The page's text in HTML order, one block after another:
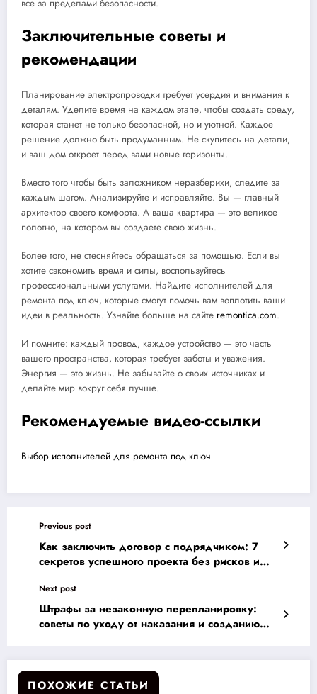
все за пределами безопасности.
Заключительные советы и
рекомендации
Планирование электропроводки требует усердия и внимания к
деталям. Уделите время на каждом этапе, чтобы создать среду,
которая станет не только безопасной, но и уютной. Каждое
решение должно быть продуманным. Не скупитесь на детали,
и ваш дом откроет перед вами новые горизонты.
Вместо того чтобы быть заложником неразберихи, следите за
каждым шагом. Анализируйте и исправляйте. Вы — главный
архитектор своего комфорта. А ваша квартира — это великое
полотно, на котором вы создаете свою жизнь.
Более того, не стесняйтесь обращаться за помощью. Если вы
хотите сэкономить время и силы, воспользуйтесь
профессиональными услугами. Найдите исполнителей для
ремонта под ключ, которые смогут помочь вам воплотить ваши
идеи в реальность. Узнайте больше на сайте remontica.com.
И помните: каждый провод, каждое устройство — это часть
вашего пространства, которая требует заботы и уважения.
Энергия — это жизнь. Не забывайте о своих источниках и
делайте мир вокруг себя лучше.
Рекомендуемые видео-ссылки
Выбор исполнителей для ремонта под ключ
Previous post
Как заключить договор с подрядчиком: 7
секретов успешного проекта без рисков и
Next post
Штрафы за незаконную перепланировку:
советы по уходу от наказания и созданию
ПОХОЖИЕ СТАТЬИ